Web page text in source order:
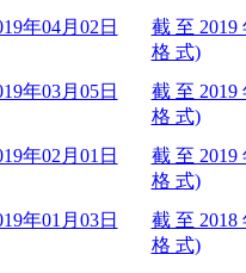
年04月02日
截 至 2019
格 式)
年03月05日
截 至 2019
格 式)
年02月01日
截 至 2019
格 式)
年01月03日
截 至 2018
格 式)